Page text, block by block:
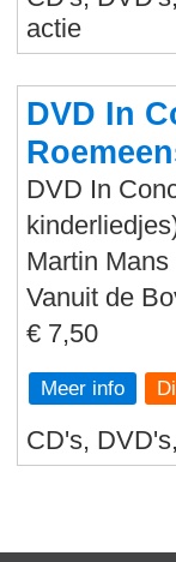
actie
DVD In
DVD In
Martin
Vanuit de
€ 7,50
Meer info
CD's,